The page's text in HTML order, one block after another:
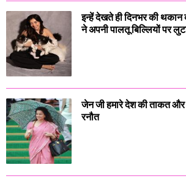
इन्हें देखते ही दिनभर की थकान
ने अपनी पालतू बिल्लियों पर
जेन जी हमारे देश की ताकत और
रनौत